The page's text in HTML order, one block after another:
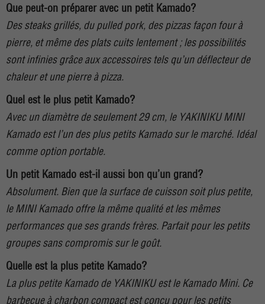
Que peut-on préparer avec un petit Kamado?
Des steaks grillés, du pulled pork, des pizzas façon four à
pierre, et même des plats cuits lentement ; les possibilités
sont infinies grâce aux accessoires tels qu’un déflecteur de
chaleur et une pierre à pizza.
Quel est le plus petit Kamado?
Avec un diamètre de seulement 29 cm, le YAKINIKU MINI
Kamado est l’un des plus petits Kamado sur le marché. Idéal
comme option portable.
Un petit Kamado est-il aussi bon qu’un grand?
Absolument. Bien que la surface de cuisson soit plus petite,
le MINI Kamado offre la même qualité et les mêmes
performances que ses grands frères. Parfait pour les petits
groupes sans compromis sur le goût.
Quelle est la plus petite Kamado?
La plus petite Kamado de YAKINIKU est le Kamado Mini. Ce
barbecue à charbon compact est conçu pour les petits